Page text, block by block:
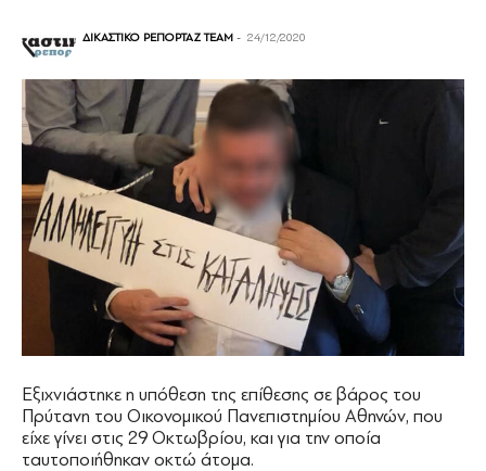
ΔΙΚΑΣΤΙΚΟ ΡΕΠΟΡΤΑΖ TEAM - 24/12/2020
Εξιχνιάστηκε η υπόθεση της επίθεσης σε βάρος του
Πρύτανη του Οικονομικού Πανεπιστημίου Αθηνών, που
είχε γίνει στις 29 Οκτωβρίου, και για την οποία
ταυτοποιήθηκαν οκτώ άτομα.